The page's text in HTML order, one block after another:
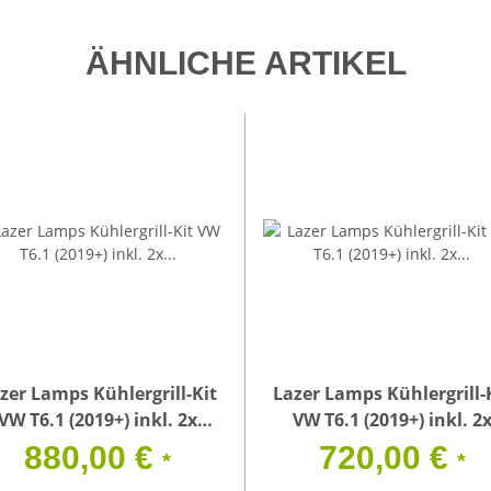
ÄHNLICHE ARTIKEL
Lamps Kühlergrill-Kit
T6.1 (2019+) inkl. 2x
Triple-R 750 G2 Elite
880,00 €*
Lazer Lamps
VW T6.1 (2019+) inkl. 2x
Triple-R 750 G2 Standard
720,00 € *